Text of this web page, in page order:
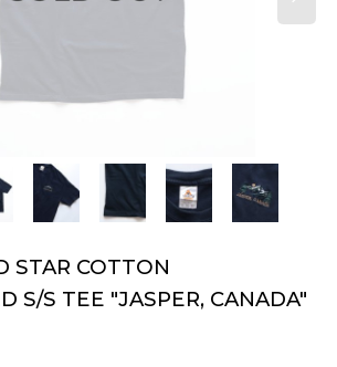
STAR COTTON
S/S TEE "JASPER, CANADA"